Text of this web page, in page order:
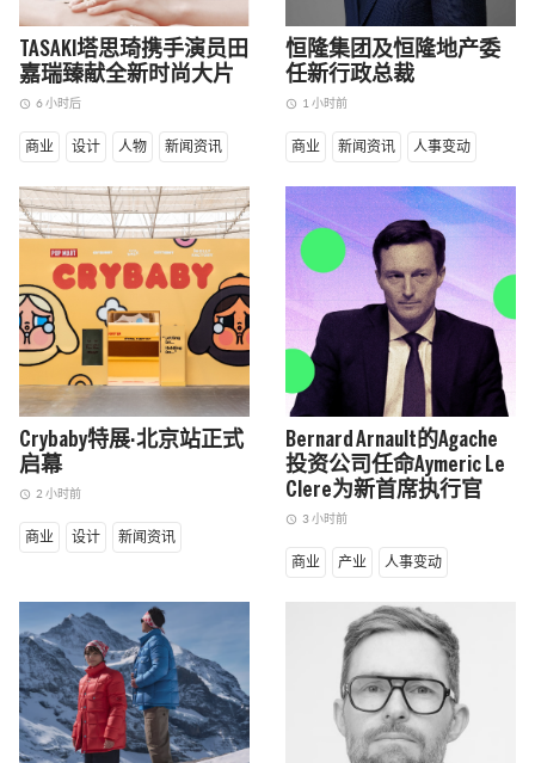
TASAKI塔思琦携手演员田
嘉瑞臻献全新时尚大片
access_time 6 小时后
商业 设计 人物 新闻资讯
恒隆集团及恒隆地产委
任新行政总裁
access_time 1 小时前
商业 新闻资讯 人事变动
Crybaby特展·北京站正式
启幕
access_time 2 小时前
商业 设计 新闻资讯
Bernard Arnault的Agache
投资公司任命Aymeric Le
Clere为新首席执行官
access_time 3 小时前
商业 产业 人事变动